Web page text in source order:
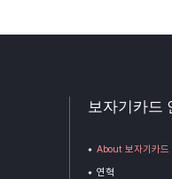
보자기카드
About 보자기카드
연혁